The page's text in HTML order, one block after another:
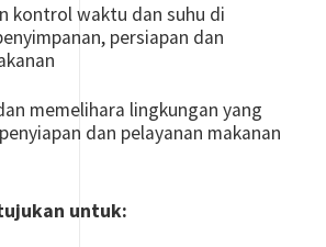
kontrol waktu dan suhu di
persiapan dan
memelihara lingkungan yang
dan pelayanan makanan
untuk: